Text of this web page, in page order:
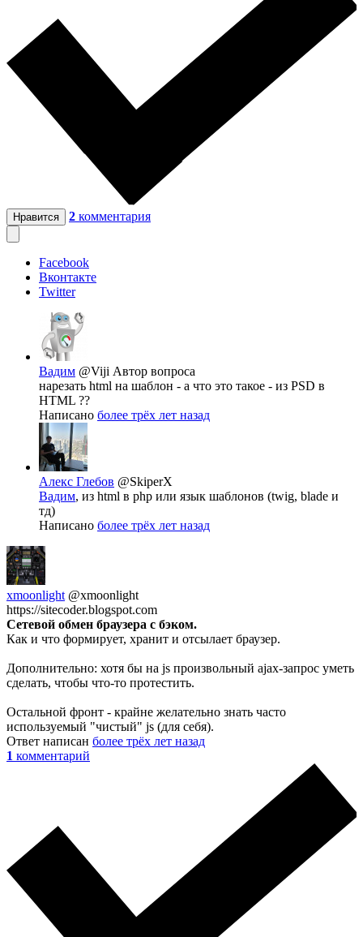
Нравится 2 комментария
Facebook
Вконтакте
Twitter
Вадим @Viji Автор вопроса
нарезать html на шаблон - а что это такое - из PSD в
HTML ??
Написано более трёх лет назад
Алекс Глебов @SkiperX
Вадим, из html в php или язык шаблонов (twig, blade и
тд)
Написано более трёх лет назад
xmoonlight @xmoonlight
https://sitecoder.blogspot.com
Сетевой обмен браузера с бэком.
Как и что формирует, хранит и отсылает браузер.
Дополнительно: хотя бы на js произвольный ajax-запрос уметь
сделать, чтобы что-то протестить.
Остальной фронт - крайне желательно знать часто
используемый "чистый" js (для себя).
Ответ написан более трёх лет назад
1 комментарий